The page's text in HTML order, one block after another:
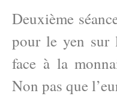
Deuxième
pour le yen sur
face à la
Non pas que